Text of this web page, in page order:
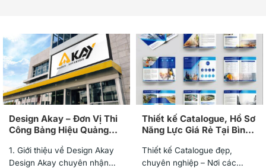
Design Akay – Đơn Vị Thi
Công Bảng Hiệu Quảng
1. Giới thiệu về Design Akay
Design Akay chuyên nhận
Thiết kế Catalogue, Hồ Sơ
Năng Lực Giá Rẻ Tại Bình
Thiết kế Catalogue đẹp,
chuyên nghiệp – Nơi các